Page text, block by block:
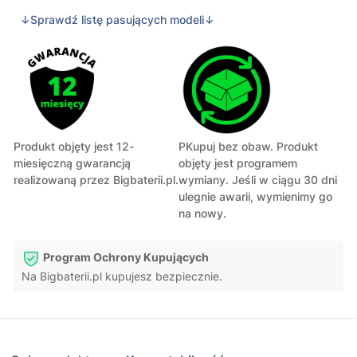
↓Sprawdź listę pasujących modeli↓
Produkt objęty jest 12-
miesięczną gwarancją
realizowaną przez Bigbaterii.pl.
PKupuj bez obaw. Produkt
objęty jest programem
wymiany. Jeśli w ciągu 30 dni
ulegnie awarii, wymienimy go
na nowy.
Program Ochrony Kupujących
Na Bigbaterii.pl kupujesz bezpiecznie.